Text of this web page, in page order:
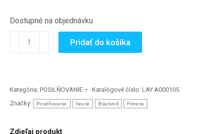
Dostupné na objednávku
množstvo
multifunkčný
Pridať do košíka
Kategória: POSILŇOVANIE Katalógové číslo: LAY A000105
Značky:
Posilňovanie fascie Blackroll Fitness
Zdieľaj produkt